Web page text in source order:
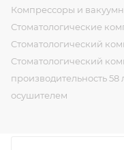
Компрессоры и
Стоматологические
Cтоматологический
Cтоматологический
производительность
осушителем